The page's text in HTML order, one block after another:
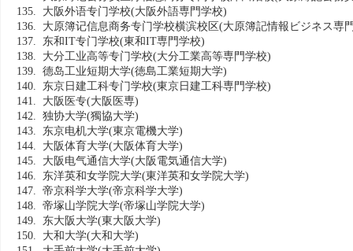
135. 大阪外语专门学校(大阪外語専門学校)
136. 大原簿记信息商务专门学校横滨校区(大原簿記情報ビジネス専
137. 东和IT专门学校(東和IT専門学校)
138. 大分工业高等专门学校(大分工業高等専門学校)
139. 德岛工业短期大学(徳島工業短期大学)
140. 东京日建工科专门学校(東京日建工科専門学校)
141. 大阪医专(大阪医専)
142. 独协大学(獨協大学)
143. 东京电机大学(東京電機大学)
144. 大阪体育大学(大阪体育大学)
145. 大阪电气通信大学(大阪電気通信大学)
146. 东洋英和女学院大学(東洋英和女学院大学)
147. 帝京科学大学(帝京科学大学)
148. 帝塚山学院大学(帝塚山学院大学)
149. 东大阪大学(東大阪大学)
150. 大和大学(大和大学)